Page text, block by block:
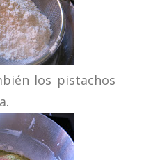
los pistachos